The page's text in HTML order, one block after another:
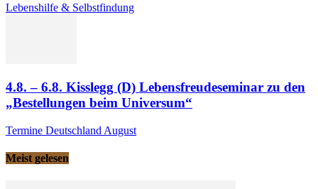
Lebenshilfe & Selbstfindung
4.8. – 6.8. Kisslegg (D) Lebensfreudeseminar zu den
„Bestellungen beim Universum“
Termine Deutschland August
Meist gelesen